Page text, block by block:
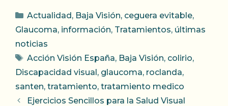
Categorías
Actualidad, Baja Visión, ceguera evitable,
Glaucoma, información, Tratamientos, últimas
noticias
Etiquetas
Acción Visión España, Baja Visión, colirio,
Discapacidad visual, glaucoma, roclanda,
santen, tratamiento, tratamiento medico
Ejercicios Sencillos para la Salud Visual